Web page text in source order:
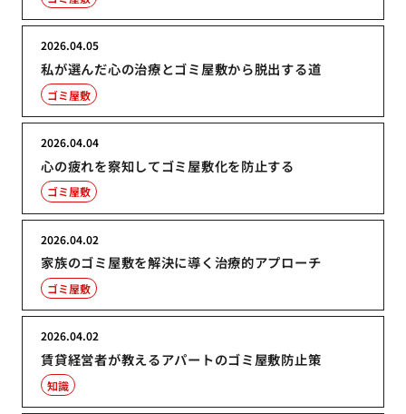
私が選んだ心の治療とゴミ屋敷から脱出する道
2026.04.05
ゴミ屋敷
心の疲れを察知してゴミ屋敷化を防止する
2026.04.04
ゴミ屋敷
家族のゴミ屋敷を解決に導く治療的アプローチ
2026.04.02
ゴミ屋敷
賃貸経営者が教えるアパートのゴミ屋敷防止策
2026.04.02
知識